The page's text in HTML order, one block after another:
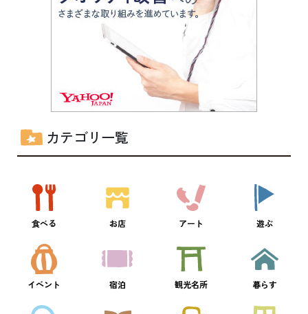
カテゴリ一覧
食べる お店 アート 遊ぶ
イベント 宿泊 観光名所 暮らす